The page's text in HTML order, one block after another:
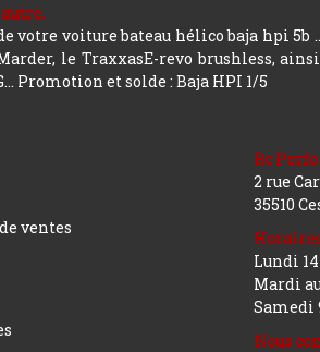
votre voiture bateau hélico baja hpi 5b
le TraxxasE-revo brushless,
Promotion et solde : Baja HPI 1/5
ventes
Rc
2 rue
35510
Lundi
Mardi
Samedi
Nous